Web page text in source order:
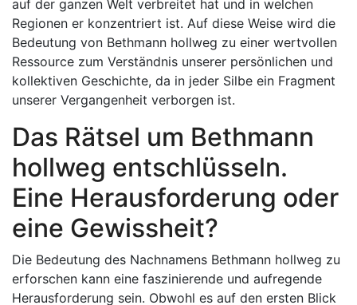
auf der ganzen Welt verbreitet hat und in welchen
Regionen er konzentriert ist. Auf diese Weise wird die
Bedeutung von Bethmann hollweg zu einer wertvollen
Ressource zum Verständnis unserer persönlichen und
kollektiven Geschichte, da in jeder Silbe ein Fragment
unserer Vergangenheit verborgen ist.
Das Rätsel um Bethmann
hollweg entschlüsseln.
Eine Herausforderung oder
eine Gewissheit?
Die Bedeutung des Nachnamens Bethmann hollweg zu
erforschen kann eine faszinierende und aufregende
Herausforderung sein. Obwohl es auf den ersten Blick